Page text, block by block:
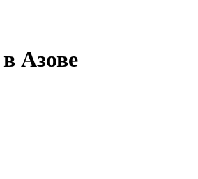
Азове